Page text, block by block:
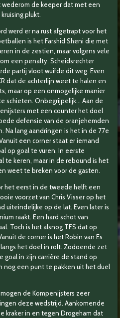
wederom de keeper dat met een
plukt.
werd er na rust afgetrapt voor het
is het Farshid Sheni die met
in de zestien, maar volgens vele
een penalty. Scheidsrechter
partij vloot wuifde dit weg. Even
dat de achterlijn weet te halen en
maar op een onmogelijke manier
schieten. Onbegrijpelijk… Aan de
met een counter het doel
defensie van de oranjehemden
Na lang aandringen is het in de 77e
een corner staat er iemand
op goal te vuren. In eerste
te keren, maar in de rebound is het
weet te breken voor de gasten.
het eerst in de tweede helft een
voorzet van Chris Visser op het
uiteindelijke op de lat. Even later is
raakt. Een hard schot van
Toch is het alsnog TFS dat op
de corner is het Robin van Es
het doel in rolt. Zodoende zet
goal in zijn carrière de stand op
nog een punt te pakken uit het duel
de Kompenijsters zeer
deze wedstrijd. Aankomende
kraker in en tegen Drogeham dat